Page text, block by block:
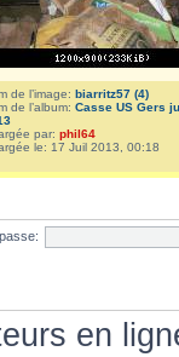
de l’image: biarritz57 (4)
de l’album: Casse US Gers
par: phil64
le: 17 Juil 2013, 00:18
en